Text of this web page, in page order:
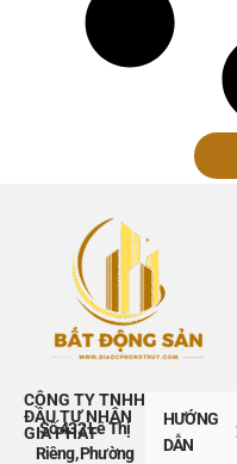
CÔNG TY TNHH
ĐẦU TƯ NHÂN
GIA PHÁT
Số 432 Lê Thị
Riêng, Phường
HƯỚNG
DẪN